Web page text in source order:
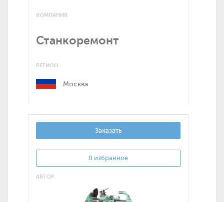
КОМПАНИЯ
Станкоремонт
РЕГИОН
Москва
Заказать
В избранное
АВТОР